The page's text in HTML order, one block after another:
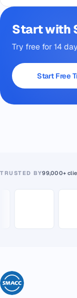
Start with
Try free for 14
Start Free
TRUSTED BY99,000+